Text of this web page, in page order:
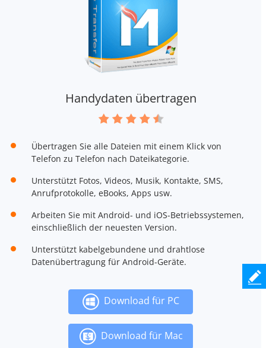
Handydaten übertragen
Übertragen Sie alle Dateien mit einem Klick von
Telefon zu Telefon nach Dateikategorie.
Unterstützt Fotos, Videos, Musik, Kontakte, SMS,
Anrufprotokolle, eBooks, Apps usw.
Arbeiten Sie mit Android- und iOS-Betriebssystemen,
einschließlich der neuesten Version.
Unterstützt kabelgebundene und drahtlose
Datenübertragung für Android-Geräte.
Download für PC
Download für Mac